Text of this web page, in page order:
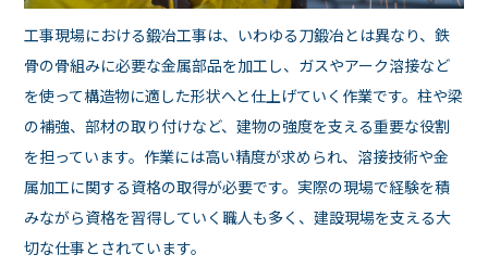
工事現場における鍛冶工事は、いわゆる刀鍛冶とは異なり、鉄
骨の骨組みに必要な金属部品を加工し、ガスやアーク溶接など
を使って構造物に適した形状へと仕上げていく作業です。柱や梁
の補強、部材の取り付けなど、建物の強度を支える重要な役割
を担っています。作業には高い精度が求められ、溶接技術や金
属加工に関する資格の取得が必要です。実際の現場で経験を積
みながら資格を習得していく職人も多く、建設現場を支える大
切な仕事とされています。